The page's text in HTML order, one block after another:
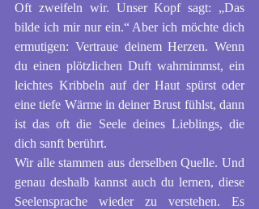
Oft zweifeln wir. Unser Kopf sagt: „Das
bilde ich mir nur ein.“ Aber ich möchte dich
ermutigen: Vertraue deinem Herzen. Wenn
du einen plötzlichen Duft wahrnimmst, ein
leichtes Kribbeln auf der Haut spürst oder
eine tiefe Wärme in deiner Brust fühlst, dann
ist das oft die Seele deines Lieblings, die
dich sanft berührt.
Wir alle stammen aus derselben Quelle. Und
genau deshalb kannst auch du lernen, diese
Seelensprache wieder zu verstehen. Es